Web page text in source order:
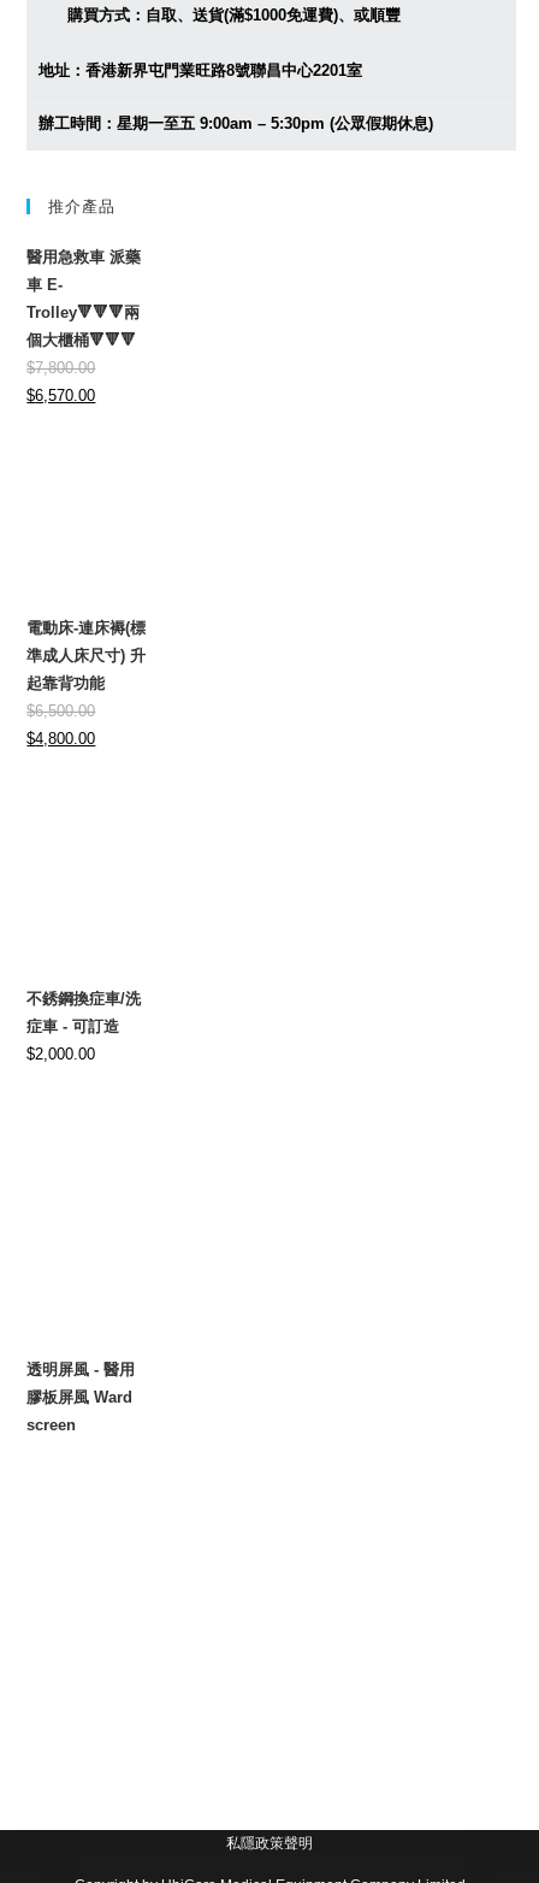
購買方式：自取、送貨(滿$1000免運費)、或順豐
地址：香港新界屯門業旺路8號聯昌中心2201室
辦工時間：星期一至五 9:00am – 5:30pm (公眾假期休息)
推介產品
醫用急救車 派藥
車 E-
Trolley🔻🔻🔻兩
個大櫃桶🔻🔻🔻
$7,800.00
Original
$6,570.00Current
電動床-連床褥(標
準成人床尺寸) 升
起靠背功能
$6,500.00
Original
$4,800.00Current
不銹鋼換症車/洗
症車 - 可訂造
$2,000.00
透明屏風 - 醫用
膠板屏風 Ward
screen
私隱政策聲明